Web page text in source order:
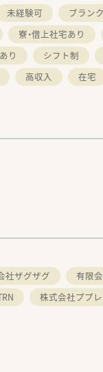
未経験可 ブラン
寮・借上社宅あり
り シフト制
高収入 在宅
社ザグザグ
有限
株式会社ププ